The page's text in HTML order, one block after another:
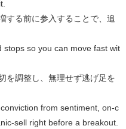
する前に参入することで、追
stops so you can move fast wit
を調整し、無理せず逃げ足を
from sentiment, on-c
sell right before a breakout.